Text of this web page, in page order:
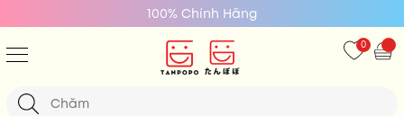
100% Chính Hãng
0